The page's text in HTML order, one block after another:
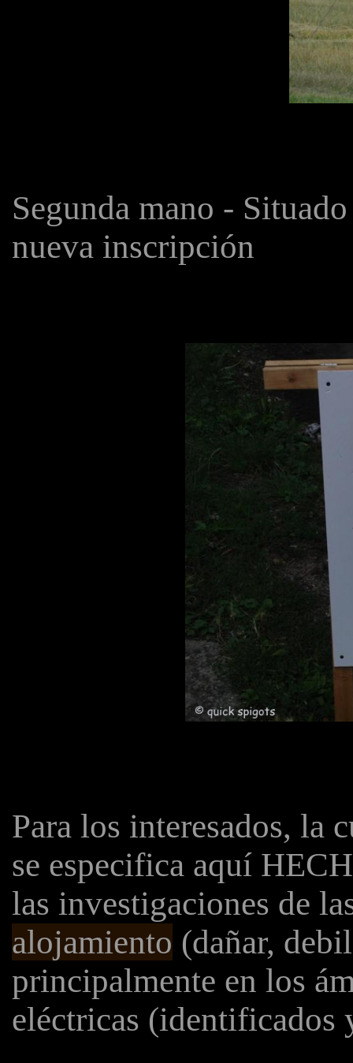
Segunda mano -
nueva inscripción
Para los interesados, la
se especifica aquí
las investigaciones de
alojamiento (dañar,
principalmente en los
eléctricas